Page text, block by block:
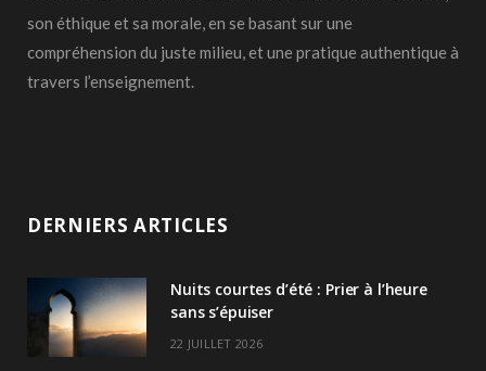
son éthique et sa morale, en se basant sur une
compréhension du juste milieu, et une pratique authentique à
travers l’enseignement.
DERNIERS ARTICLES
Nuits courtes d’été : Prier à l’heure
sans s’épuiser
22 JUILLET 2026